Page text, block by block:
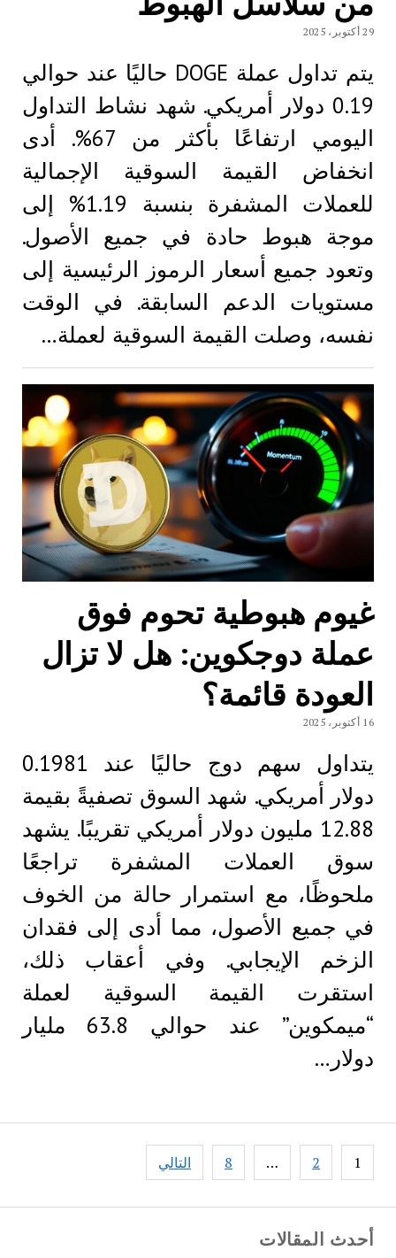
أحدث المقالات
29 أكتوبر، 2025
يتم تداول عملة DOGE حاليًا عند حوالي
0.19 دولار أمريكي. شهد نشاط التداول
اليومي ارتفاعًا بأكثر من 67%. أدى
انخفاض القيمة السوقية الإجمالية
للعملات المشفرة بنسبة 1.19% إلى
موجة هبوط حادة في جميع الأصول.
وتعود جميع أسعار الرموز الرئيسية إلى
مستويات الدعم السابقة. في الوقت
نفسه، وصلت القيمة السوقية لعملة…
غيوم هبوطية تحوم فوق
عملة دوجكوين: هل لا تزال
العودة قائمة؟
16 أكتوبر، 2025
يتداول سهم دوج حاليًا عند 0.1981
دولار أمريكي. شهد السوق تصفيةً بقيمة
12.88 مليون دولار أمريكي تقريبًا. يشهد
سوق العملات المشفرة تراجعًا
ملحوظًا، مع استمرار حالة من الخوف
في جميع الأصول، مما أدى إلى فقدان
الزخم الإيجابي. وفي أعقاب ذلك،
استقرت القيمة السوقية لعملة
“ميمكوين” عند حوالي 63.8 مليار
دولار…
Posts
pagination
1
2
…
8 التالي